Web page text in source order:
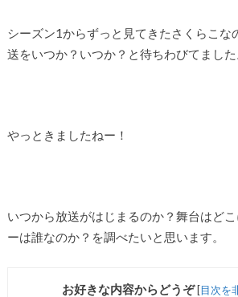
シーズン1からずっと見てきたさくらこな
送をいつか？いつか？と待ちわびてました
やっときましたねー！
いつから放送がはじまるのか？舞台はど
ーは誰なのか？を調べたいと思います。
お好きな内容からどうぞ[目次を